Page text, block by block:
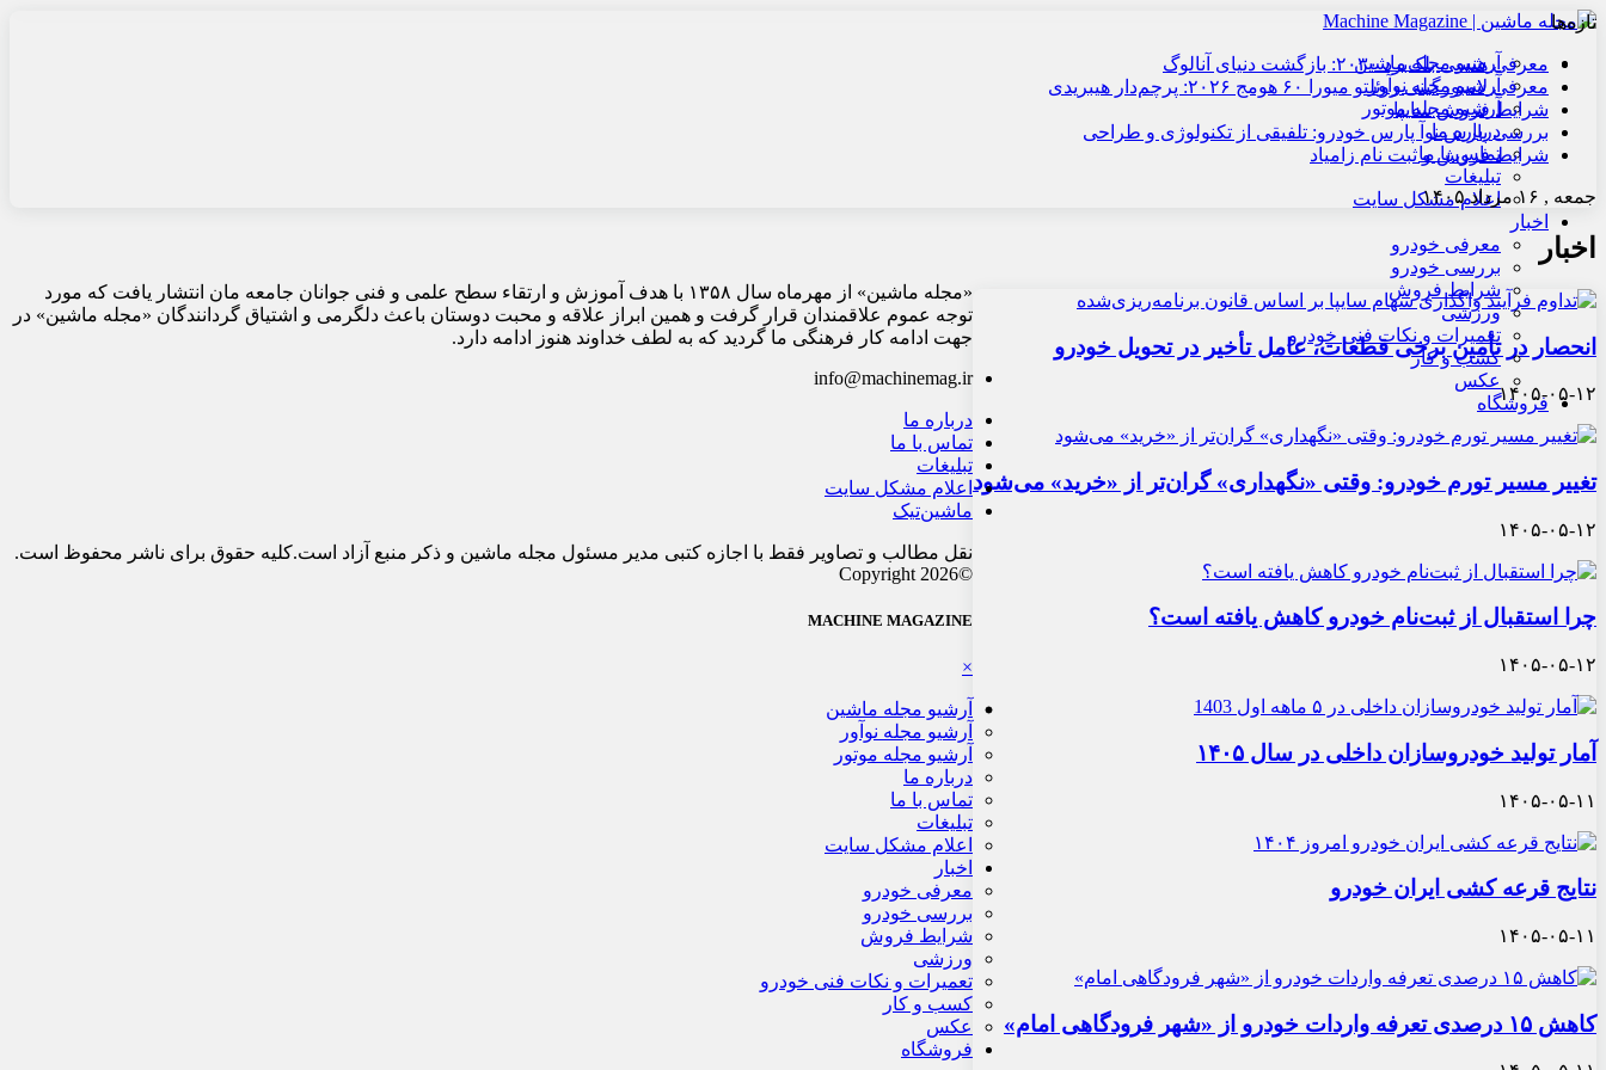
آرشیو مجله ماشین
آرشیو مجله نوآور
آرشیو مجله موتور
درباره ما
تماس با ما
تبلیغات
اعلام مشکل سایت
اخبار
معرفی خودرو
بررسی خودرو
شرایط فروش
ورزشی
تعمیرات و نکات فنی خودرو
کسب و کار
عکس
فروشگاه
تازه‌ها
معرفی هنسی بلک‌برد ۲۰۳۰: بازگشت دنیای آنالوگ
معرفی لامبورگینی روئلتو میورا ۶۰ هومج ۲۰۲۶: پرچم‌دار هیبریدی
شرایط فروش سایپا
بررسی پارس نوآ پارس خودرو: تلفیقی از تکنولوژی و طراحی
شرایط فروش و ثبت نام زامیاد
جمعه , ۱۶ مرداد ۱۴۰۵
اخبار
انحصار در تأمین برخی قطعات، عامل تأخیر در تحویل خودرو
۱۴۰۵-۰۵-۱۲
تغییر مسیر تورم خودرو: وقتی «نگهداری» گران‌تر از «خرید» می‌شود
۱۴۰۵-۰۵-۱۲
چرا استقبال از ثبت‌نام خودرو کاهش یافته است؟
۱۴۰۵-۰۵-۱۲
آمار تولید خودروسازان داخلی در سال ۱۴۰۵
۱۴۰۵-۰۵-۱۱
نتایج قرعه کشی ایران خودرو
۱۴۰۵-۰۵-۱۱
کاهش ۱۵ درصدی تعرفه واردات خودرو از «شهر فرودگاهی امام»
«مجله ماشین» از مهرماه سال ۱۳۵۸ با هدف آموزش و ارتقاء سطح علمی و فنی جوانان جامعه مان انتشار یافت که مورد
توجه عموم علاقمندان قرار گرفت و همین ابراز علاقه و محبت دوستان باعث دلگرمی و اشتیاق گردانندگان «مجله ماشین» در
جهت ادامه کار فرهنگی ما گردید که به لطف خداوند هنوز ادامه دارد.
info@machinemag.ir
درباره ما
تماس با ما
تبلیغات
اعلام مشکل سایت
ماشین‌تیک
نقل مطالب و تصاویر فقط با اجازه کتبی مدیر مسئول مجله ماشین و ذکر منبع آزاد است.کلیه حقوق برای ناشر محفوظ است.
©Copyright 2026
MACHINE MAGAZINE
×
آرشیو مجله ماشین
آرشیو مجله نوآور
آرشیو مجله موتور
درباره ما
تماس با ما
تبلیغات
اعلام مشکل سایت
اخبار
معرفی خودرو
بررسی خودرو
شرایط فروش
ورزشی
تعمیرات و نکات فنی خودرو
کسب و کار
عکس
فروشگاه